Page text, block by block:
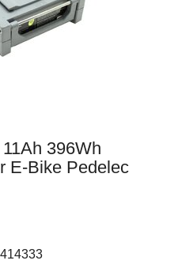
396Wh
E-Bike Pedelec